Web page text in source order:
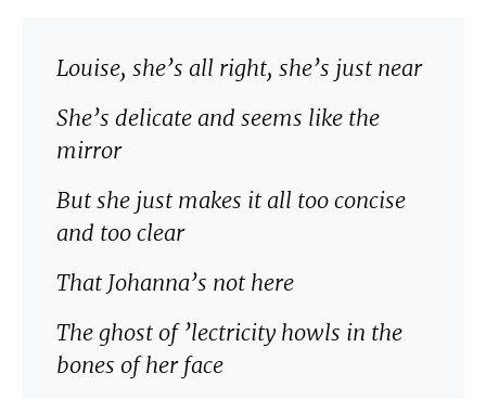
Louise, she’s all right, she’s just near
She’s delicate and seems like the
mirror
But she just makes it all too concise
and too clear
That Johanna’s not here
The ghost of ’lectricity howls in the
bones of her face